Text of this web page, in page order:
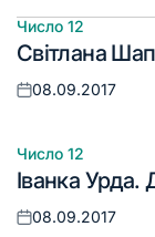
Опублікувати
у
Число 12
Світлана
Оприлюднено
08.09.2017
Опублікувати
у
Число 12
Іванка Урда.
Оприлюднено
08.09.2017